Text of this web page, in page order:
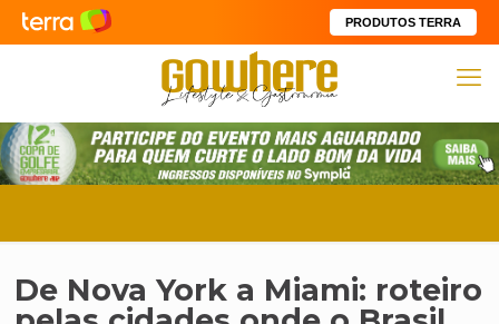
PRODUTOS TERRA
De Nova York a Miami: roteiro